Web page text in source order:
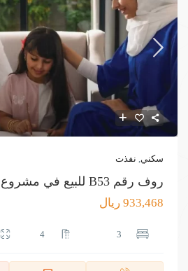
سكني نفذت
روف رقم B53 للبيع في مشروع الحجاز ريفير...
933,468 ريال
3
4